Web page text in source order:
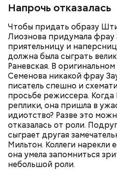
Напрочь отказалась
Чтобы придать образу
Лиознова придумала
приятельницу и
должна была сыграть
Раневская. В
Семенова никакой фрау
писатель спешно и
просьбе режиссера. Когда
реплики, она пришла в
идиотство? Разве это
отказалась от роли.
сыграет другая
Мильтон. Коллеги нарекли
она умела запомниться
небольшой роли.
Также не нужно есть дыню
именно там скапливаются
тщательно ее мыть, чтобы
собеседница «ВМ».